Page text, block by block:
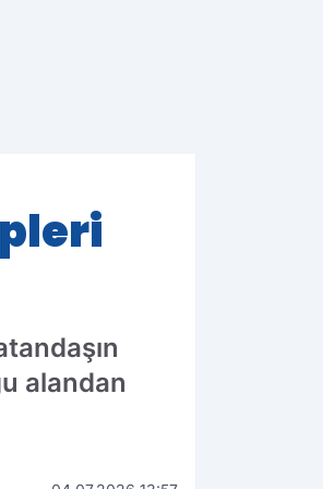
alandan